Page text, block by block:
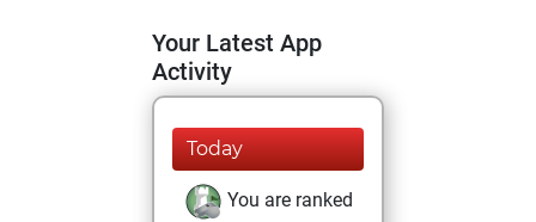
Your Latest App
Activity
Today
You are ranked